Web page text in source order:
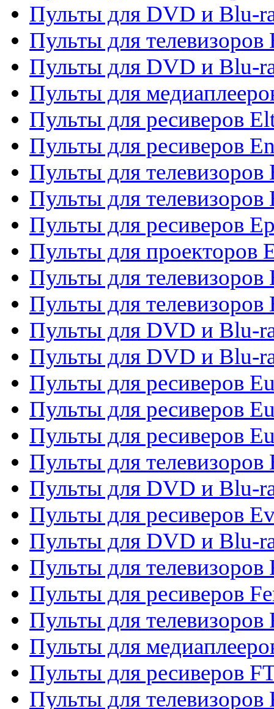
Пульты для DVD и Blu-
Пульты для телевизоров
Пульты для DVD и Blu-
Пульты для
Пульты для ресиверов
Пульты для ресиверов
Пульты для телевизоров
Пульты для телевизоров
Пульты для ресиверов
Пульты для проекторов
Пульты для телевизоров
Пульты для телевизоров
Пульты для DVD и Blu-
Пульты для DVD и Blu-
Пульты для ресиверов
Пульты для ресиверов
Пульты для ресиверов
Пульты для телевизоров
Пульты для DVD и Blu-
Пульты для ресиверов
Пульты для DVD и Blu-
Пульты для телевизоров
Пульты для ресиверов
Пульты для
Пульты для
Пульты для ресиверов
Пульты для телевизоров